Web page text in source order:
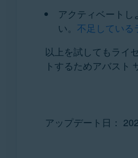
アクティベート
い。 不足している
以上を試してもライ
トするためアバスト
アップデート日：